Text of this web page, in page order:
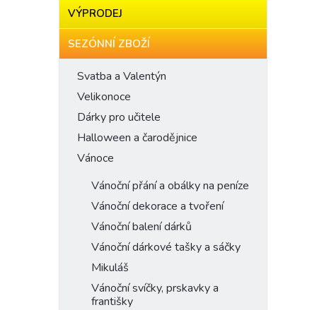
VÝPRODEJ
SEZÓNNÍ ZBOŽÍ
Svatba a Valentýn
Velikonoce
Dárky pro učitele
Halloween a čarodějnice
Vánoce
Vánoční přání a obálky na peníze
Vánoční dekorace a tvoření
Vánoční balení dárků
Vánoční dárkové tašky a sáčky
Mikuláš
Vánoční svíčky, prskavky a
františky